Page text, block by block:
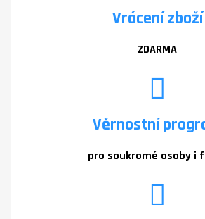
Vrácení zboží
ZDARMA
Věrnostní
pro soukromé osoby i